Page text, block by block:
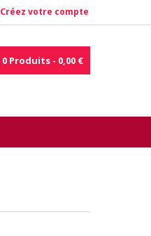
Créez votre compte
0 Produits - 0,00 €